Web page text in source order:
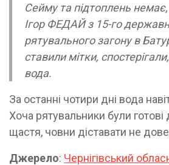
Сейму та підтоплень
Ігор ФЕДАЙ з 15-го
рятувального загону в
ставили мітки,
вода.
За останні чотири дні вода
Хоча рятувальники були готові
щастя, човни діставати не
Джерело: Чернігівський